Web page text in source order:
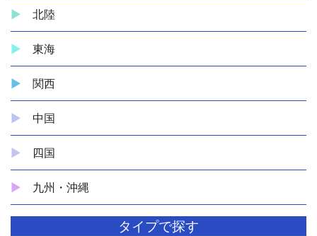
北陸
東海
関西
中国
四国
九州・沖縄
タイプで探す